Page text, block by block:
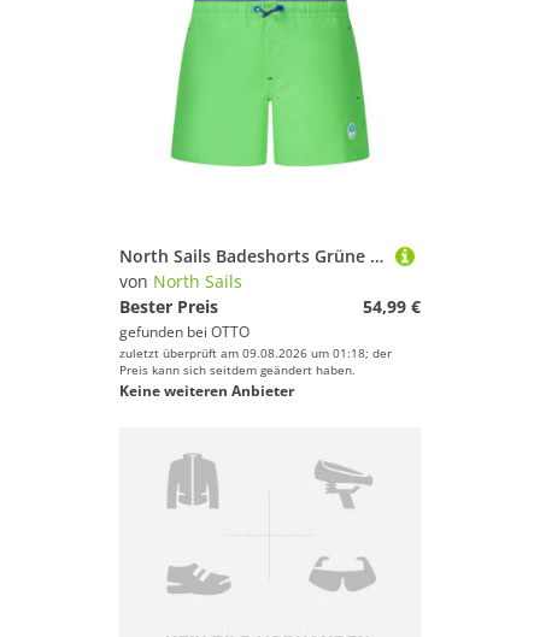
North Sails Badeshorts Grüne Kinder Badeshorts mit Taschen & Kordelzug - Nachhaltig & Stylis
von North Sails
Bester Preis
54,99 €
gefunden bei OTTO
zuletzt überprüft am 09.08.2026 um 01:18; der
Preis kann sich seitdem geändert haben.
Keine weiteren Anbieter